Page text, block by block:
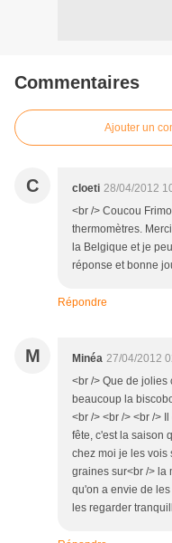
Commentaires
Ajouter un
C cloeti 28/04/2012
<br /> Coucou
thermomètres.
la Belgique et je
réponse et bonne
Répondre
M Minéa 27/04/2012
<br /> Que de jolies
beaucoup la
<br /> <br /> <br />
fête, c'est la saison
chez moi je les vois
graines sur<br /> la
qu'on a envie de
les regarder